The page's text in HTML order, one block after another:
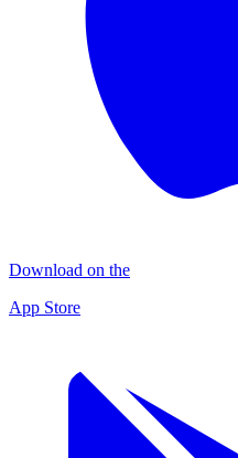
Download on the
App Store